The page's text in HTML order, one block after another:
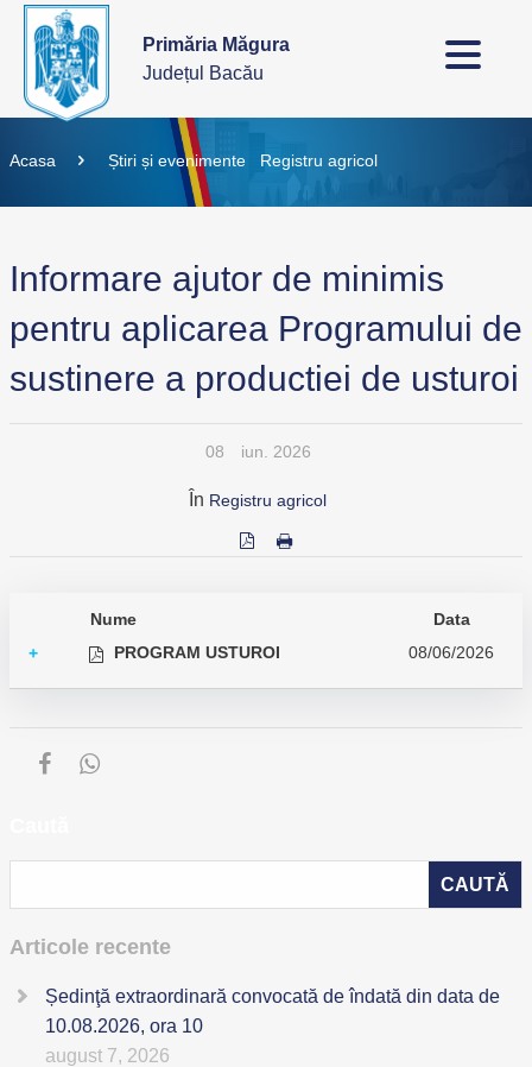
Primăria Măgura
Județul Bacău
Acasa Știri și evenimente Registru agricol
Informare ajutor de minimis
pentru aplicarea Programului de
sustinere a productiei de usturoi
08 iun. 2026
În Registru agricol
Nume
Data
+
PROGRAM USTUROI 08/06/2026
Articole recente
Ședinţă extraordinară convocată de îndată din data de
10.08.2026, ora 10
august 7, 2026